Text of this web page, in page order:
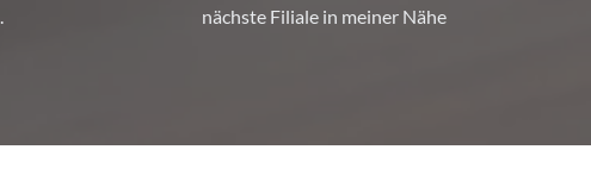
nächste Filiale in meiner Nähe